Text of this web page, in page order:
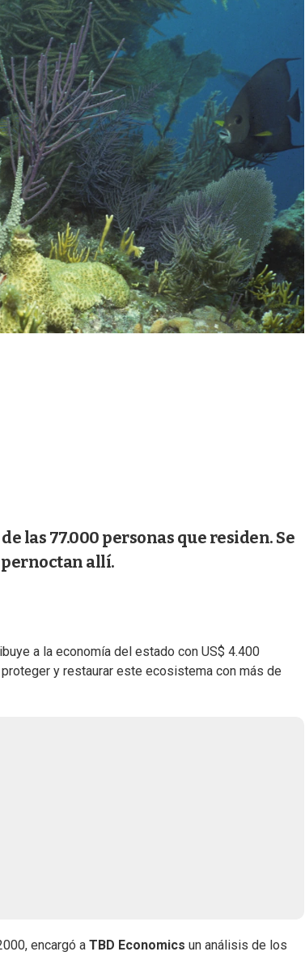
las 77.000 personas que residen. Se
allí.
a la economía del estado con US$ 4.400
y restaurar este ecosistema con más de
encargó a TBD Economics un análisis de los